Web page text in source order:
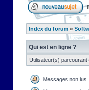
Index du forum »
Qui est en ligne ?
Utilisateur(s) parcourant
Messages non lus